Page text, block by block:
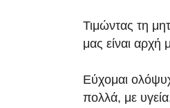
Τιμώντας τη
μας είναι αρχή
Εύχομαι
πολλά, με